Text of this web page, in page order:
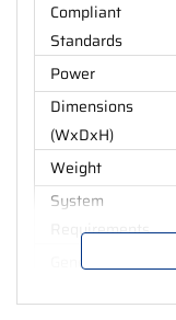
Compliant
Standards
Power
Dimensions
(WxDxH)
Weight
System
Requirements
General
Device Type